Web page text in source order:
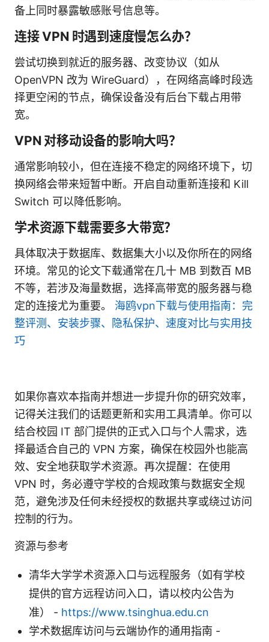
备上同时暴露敏感账号信息等。
连接 VPN 时遇到速度慢怎么办？
尝试切换到就近的服务器、改变协议（如从
OpenVPN 改为 WireGuard），在网络高峰时段选
择更空闲的节点，确保设备没有后台下载占用带
宽。
VPN 对移动设备的影响大吗？
通常影响较小，但在连接不稳定的网络环境下，切
换网络会带来短暂中断。开启自动重新连接和 Kill
Switch 可以降低影响。
学术资源下载需要多大带宽？
具体取决于数据库、数据集大小以及你所在的网络
环境。常见的论文下载通常在几十 MB 到数百 MB
不等，若涉及海量数据，选择高带宽的服务器与稳
定的连接尤为重要。 海鸥vpn下载与使用指南：完
整评测、安装步骤、隐私保护、速度对比与实用技
巧
如果你喜欢本指南并想进一步提升你的研究效率，
记得关注我们的话题更新和实用工具清单。你可以
结合校园 IT 部门提供的正式入口与个人需求，选
择最适合自己的 VPN 方案，确保在校园外也能高
效、安全地获取学术资源。再次提醒：在使用
VPN 时，务必遵守学校的合规政策与数据安全规
范，避免涉及任何未经授权的数据共享或绕过访问
控制的行为。
资源与参考
清华大学学术资源入口与远程服务（如有学校
提供的官方远程访问入口，请以校内公告为
准） - https://www.tsinghua.edu.cn
学术数据库访问与云端协作的通用指南 -